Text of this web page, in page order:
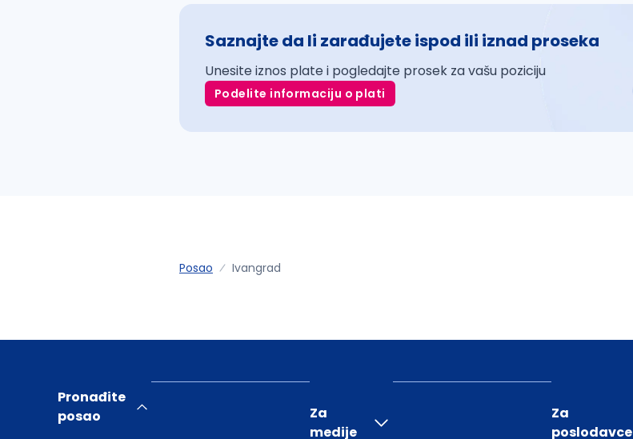
Saznajte da li zarađujete ispod ili iznad proseka
Unesite iznos plate i pogledajte prosek za vašu poziciju
Podelite informaciju o plati
Posao Ivangrad
Pronađite
posao
Za
medije
Za
poslodavce